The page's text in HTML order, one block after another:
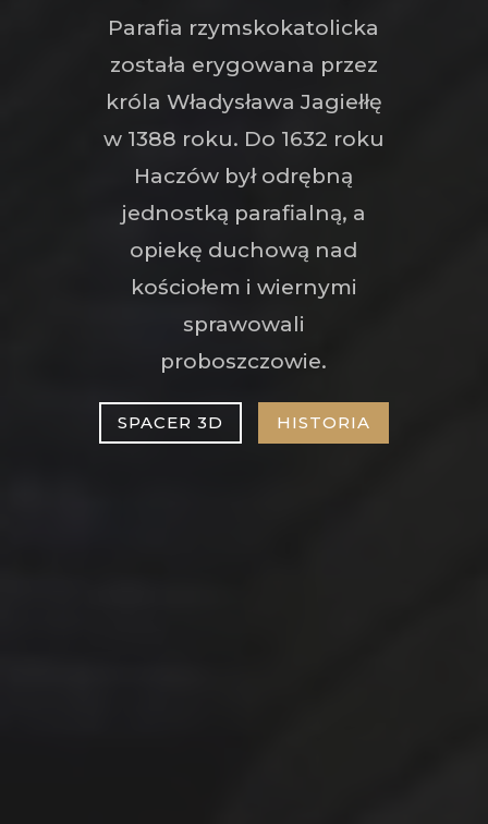
Parafia rzymskokatolicka
została erygowana przez
króla Władysława Jagiełłę
w 1388 roku. Do 1632 roku
Haczów był odrębną
jednostką parafialną, a
opiekę duchową nad
kościołem i wiernymi
sprawowali
proboszczowie.
SPACER 3D HISTORIA